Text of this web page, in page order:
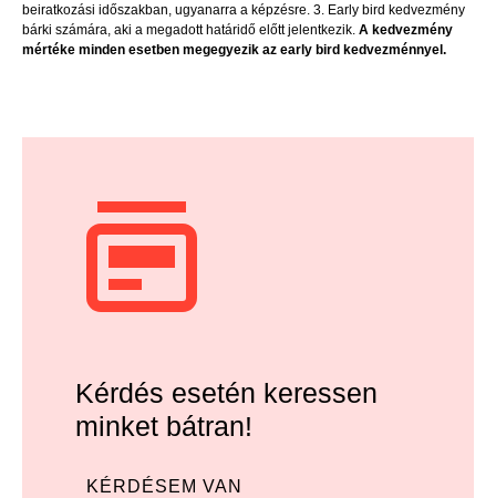
beiratkozási időszakban, ugyanarra a képzésre. 3. Early bird kedvezmény
bárki számára, aki a megadott határidő előtt jelentkezik. A kedvezmény
mértéke minden esetben megegyezik az early bird kedvezménnyel.
Kérdés esetén keressen
minket bátran!
KÉRDÉSEM VAN